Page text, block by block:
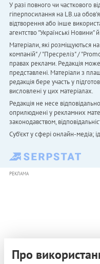
У разі повного чи часткового
гіперпосилання на LB.ua
відтворення або інше
агентство "Українськi Новини"
Матеріали, які розміщуються
компаній" / "Пресреліз" /
правах реклами. Редакція
представлені. Матеріали з
редакція бере участь у
висловлені у цих матеріалах.
Редакція не несе
оприлюднені у рекламних
законодавством,
Cуб'єкт у сфері онлайн-медіа;
РЕКЛАМА
Про